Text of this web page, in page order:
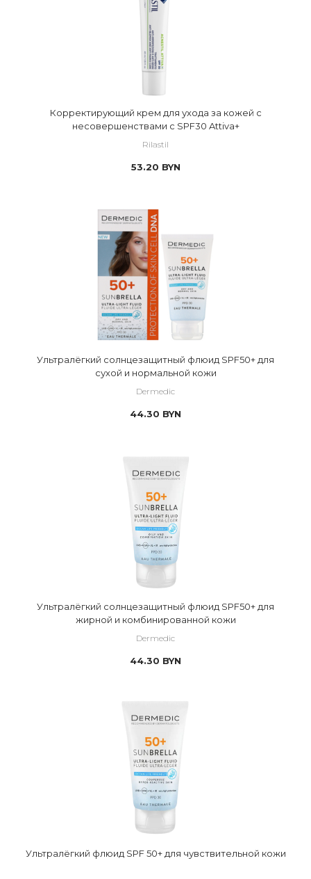
Корректирующий крем для ухода за кожей с
несовершенствами с SPF30 Attiva+
Rilastil
53.20 BYN
Ультралёгкий солнцезащитный флюид SPF50+ для
сухой и нормальной кожи
Dermedic
44.30 BYN
Ультралёгкий солнцезащитный флюид SPF50+ для
жирной и комбинированной кожи
Dermedic
44.30 BYN
Ультралёгкий флюид SPF 50+ для чувствительной кожи